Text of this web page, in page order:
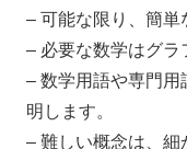
– 可能な限り、簡単
– 必要な数学はグラ
– 数学用語や専門用
明します。
– 難しい概念は、細